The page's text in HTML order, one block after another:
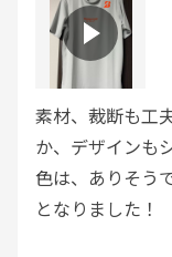
素材、裁断も工
か、デザインも
色は、ありそう
となりました！